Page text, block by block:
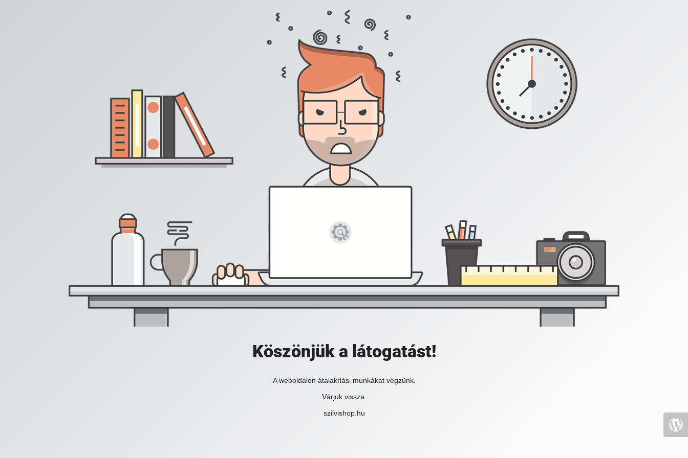
Köszönjük a látogatást!
A weboldalon átalakítási munkákat végzünk.
Várjuk vissza.
szilvishop.hu